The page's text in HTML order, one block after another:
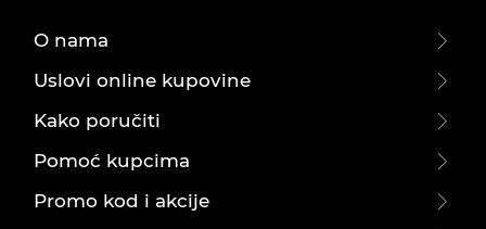
O nama
Uslovi online kupovine
Kako poručiti
Pomoć kupcima
Promo kod i akcije